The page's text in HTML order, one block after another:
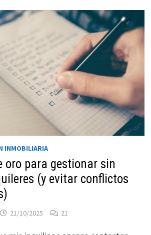
INMOBILIARIA
oro para gestionar sin
(y evitar conflictos
21/10/2025 21